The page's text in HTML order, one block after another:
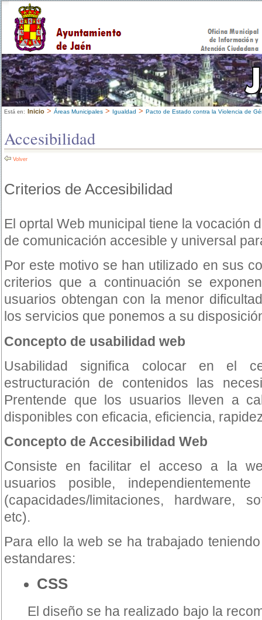
Está en: Inicio > Áreas Municipales > Igualdad > Pacto de Estado contra la Violencia de
Accesibilidad
Volver
Criterios de Accesibilidad
El oprtal Web municipal tiene la vocación
de comunicación accesible y universal
Por este motivo se han utilizado en sus
criterios que a continuación se
usuarios obtengan con la menor
los servicios que ponemos a su
Concepto de usabilidad web
Usabilidad significa colocar en el
estructuración de contenidos las
Prentende que los usuarios lleven a
disponibles con eficacia, eficiencia,
Concepto de Accesibilidad Web
Consiste en facilitar el acceso a la
usuarios posible,
(capacidades/limitaciones, hardware,
etc).
Para ello la web se ha trabajado
estandares:
CSS
El diseño se ha realizado bajo la